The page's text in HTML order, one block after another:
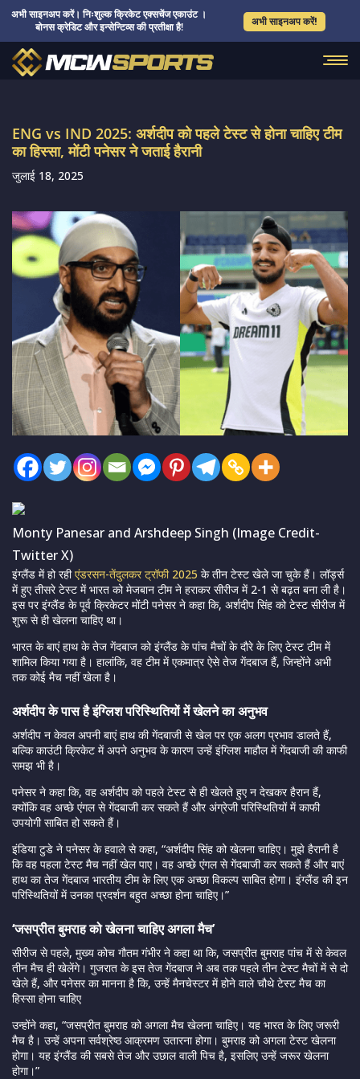
अभी साइनअप करें। निःशुल्क क्रिकेट एक्सचेंज एकाउंट ।
बोनस क्रेडिट और इन्सेन्टिव्स की प्रतीक्षा है!
अभी साइनअप करें!
ENG vs IND 2025: अर्शदीप को पहले टेस्ट से होना चाहिए टीम
का हिस्सा, मोंटी पनेसर ने जताई हैरानी
जुलाई 18, 2025
Monty Panesar and Arshdeep Singh (Image Credit-
Twitter X)
इंग्लैंड में हो रहीएंडरसन-तेंदुलकर ट्रॉफी 2025 के तीन टेस्ट खेले जा चुके हैं। लॉर्ड्स
में हुए तीसरे टेस्ट में भारत को मेजबान टीम ने हराकर सीरीज में 2-1 से बढ़त बना ली है।
इस पर इंग्लैंड के पूर्व क्रिकेटर मोंटी पनेसर ने कहा कि, अर्शदीप सिंह को टेस्ट सीरीज में
शुरू से ही खेलना चाहिए था।
भारत के बाएं हाथ के तेज गेंदबाज को इंग्लैंड के पांच मैचों के दौरे के लिए टेस्ट टीम में
शामिल किया गया है। हालांकि, वह टीम में एकमात्र ऐसे तेज गेंदबाज हैं, जिन्होंने अभी
तक कोई मैच नहीं खेला है।
अर्शदीप के पास है इंग्लिश परिस्थितियों में खेलने का अनुभव
अर्शदीप न केवल अपनी बाएं हाथ की गेंदबाजी से खेल पर एक अलग प्रभाव डालते हैं,
बल्कि काउंटी क्रिकेट में अपने अनुभव के कारण उन्हें इंग्लिश माहौल में गेंदबाजी की काफी
समझ भी है।
पनेसर ने कहा कि, वह अर्शदीप को पहले टेस्ट से ही खेलते हुए न देखकर हैरान हैं,
क्योंकि वह अच्छे एंगल से गेंदबाजी कर सकते हैं और अंग्रेजी परिस्थितियों में काफी
उपयोगी साबित हो सकते हैं।
इंडिया टुडे ने पनेसर के हवाले से कहा, “अर्शदीप सिंह को खेलना चाहिए। मुझे हैरानी है
कि वह पहला टेस्ट मैच नहीं खेल पाए। वह अच्छे एंगल से गेंदबाजी कर सकते हैं और बाएं
हाथ का तेज गेंदबाज भारतीय टीम के लिए एक अच्छा विकल्प साबित होगा। इंग्लैंड की इन
परिस्थितियों में उनका प्रदर्शन बहुत अच्छा होना चाहिए।”
‘जसप्रीत बुमराह को खेलना चाहिए अगला मैच’
सीरीज से पहले, मुख्य कोच गौतम गंभीर ने कहा था कि, जसप्रीत बुमराह पांच में से केवल
तीन मैच ही खेलेंगे। गुजरात के इस तेज गेंदबाज ने अब तक पहले तीन टेस्ट मैचों में से दो
खेले हैं, और पनेसर का मानना है कि, उन्हें मैनचेस्टर में होने वाले चौथे टेस्ट मैच का
हिस्सा होना चाहिए
उन्होंने कहा, “जसप्रीत बुमराह को अगला मैच खेलना चाहिए। यह भारत के लिए जरूरी
मैच है। उन्हें अपना सर्वश्रेष्ठ आक्रमण उतारना होगा। बुमराह को अगला टेस्ट खेलना
होगा। यह इंग्लैंड की सबसे तेज और उछाल वाली पिच है, इसलिए उन्हें जरूर खेलना
होगा।”